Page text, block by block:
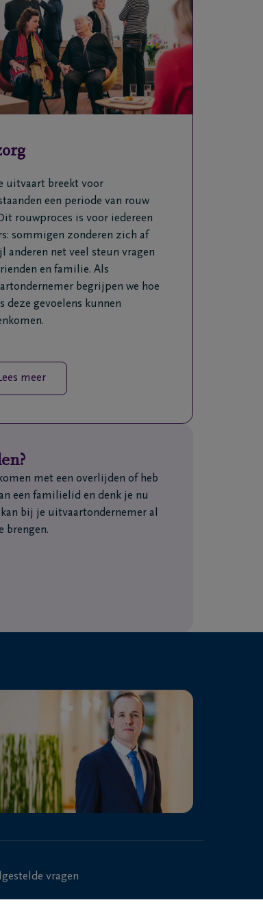
uitvaart breekt voor
een periode van rouw
rouwproces is voor iedereen
sommigen zonderen zich af
anderen net veel steun vragen
en familie. Als
begrijpen we hoe
deze gevoelens kunnen
meer
met een overlijden of heb
een familielid en denk je nu
bij je uitvaartondernemer al
brengen.
vragen